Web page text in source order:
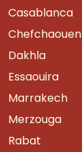
Casablanca
Chefchaouen
Dakhla
Essaouira
Marrakech
Merzouga
Rabat